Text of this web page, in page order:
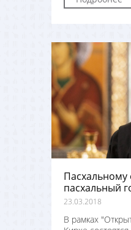
Пасхальному
пасхальный
23.03.2018
В рамках